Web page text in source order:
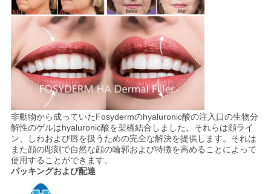
非動物から成っていたFosydermのhyaluronic酸の注入口の生物分
解性のゲルはhyaluronic酸を架橋結合しました。それらは顔ライ
ン、しわおよび唇を扱うための完全な解決を提供します。それは
また顔の彫刻で自然な顔の輪郭および特徴を高めることによって
使用することができます。
パッキングおよび配達